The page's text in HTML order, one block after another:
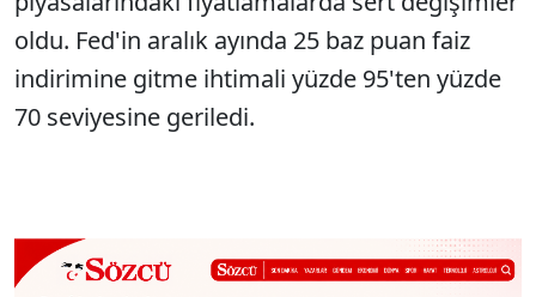
oldu. Fed'in aralık ayında 25 baz puan faiz
indirimine gitme ihtimali yüzde 95'ten yüzde
70 seviyesine geriledi.